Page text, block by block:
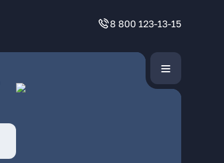
8 800 123-13-15